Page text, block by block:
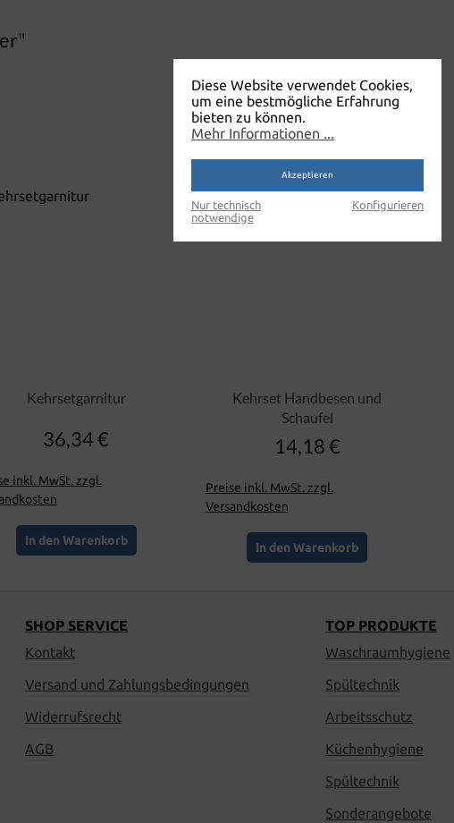
Kehrsetgarnitur
Regulärer Preis:
36,34 €
inkl. MwSt. zzgl.
In den Warenkorb
Kehrset Handbesen und
Schaufel
Regulärer Preis:
14,18 €
Preise inkl. MwSt. zzgl.
Versandkosten
In den Warenkorb
SHOP SERVICE
Kontakt
Versand und Zahlungsbedingungen
Widerrufsrecht
AGB
TOP PRODUKTE
Waschraumhygiene
Spültechnik
Arbeitsschutz
Küchenhygiene
Spültechnik
Sonderangebote
Diese Website verwendet Cookies,
um eine bestmögliche Erfahrung
bieten zu können.
Mehr Informationen ...
Akzeptieren
Nur technisch
notwendige
Konfigurieren